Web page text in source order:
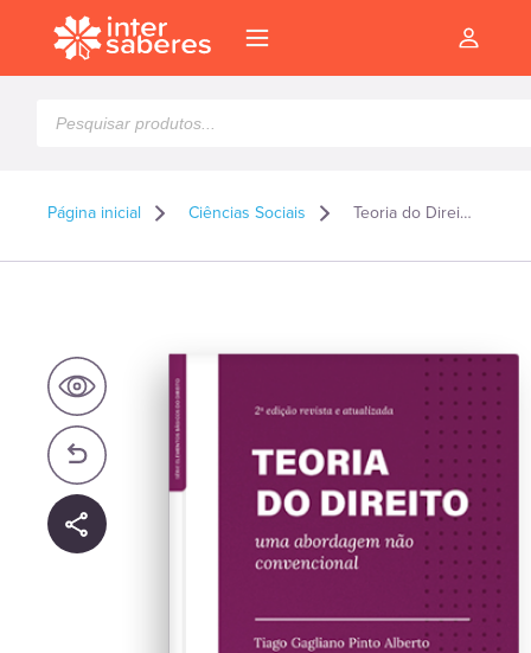
produtos
Página inicial Ciências Sociais Teoria do Direito uma abordagem não convencional